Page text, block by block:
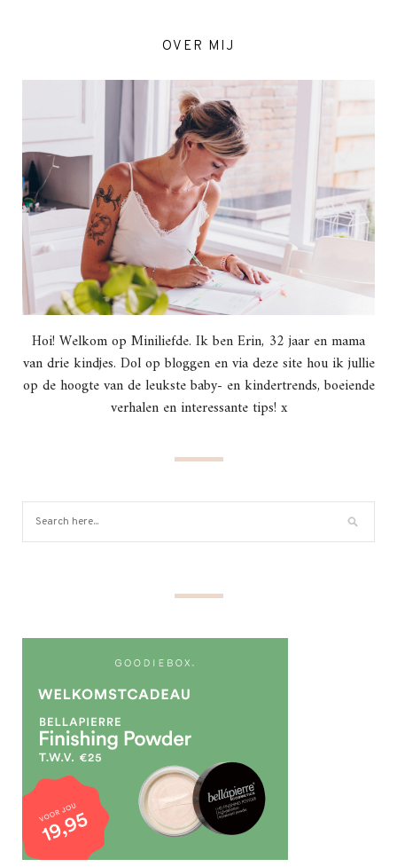
OVER MIJ
Hoi! Welkom op Miniliefde. Ik ben Erin, 32 jaar en mama
van drie kindjes. Dol op bloggen en via deze site hou ik jullie
op de hoogte van de leukste baby- en kindertrends, boeiende
verhalen en interessante tips! x